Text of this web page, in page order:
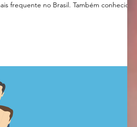
frequente no Brasil. Também conhecido